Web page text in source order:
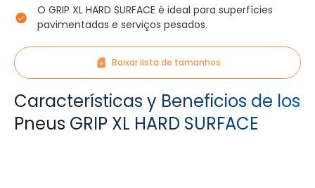
O GRIP XL HARD SURFACE é ideal para superfícies
pavimentadas e serviços pesados.
Baixar lista de tamanhos
Características y Beneficios de los
Pneus GRIP XL HARD SURFACE